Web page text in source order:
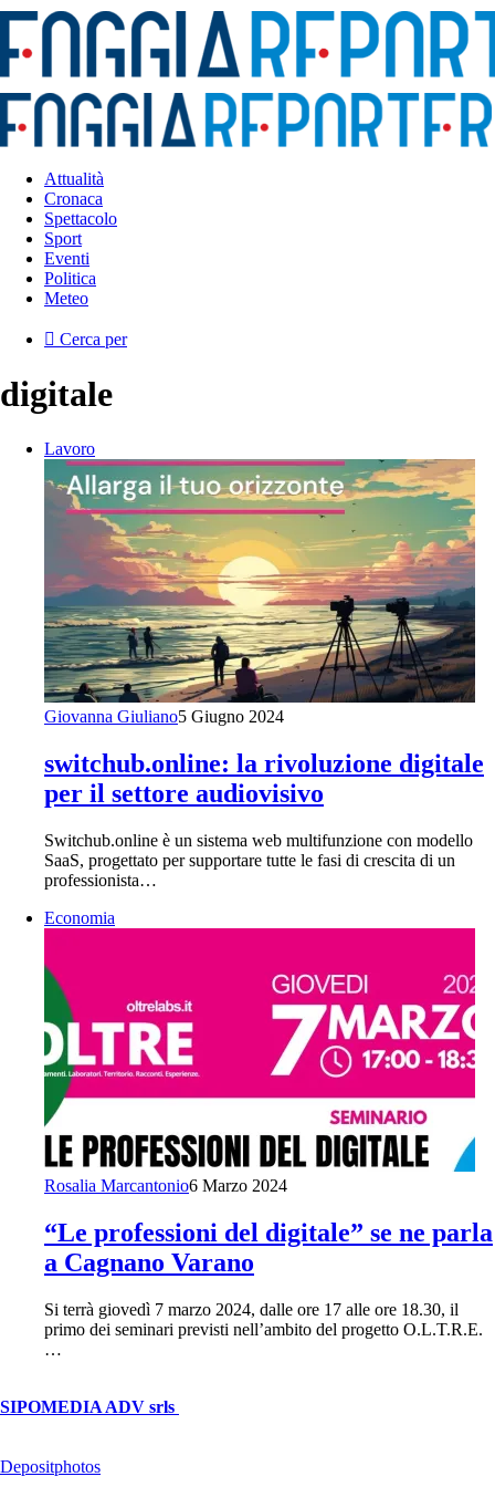
Attualità
Cronaca
Spettacolo
Sport
Eventi
Politica
Meteo
Cerca per
digitale
Lavoro
Giovanna Giuliano5 Giugno 2024
switchub.online: la rivoluzione digitale
per il settore audiovisivo
Switchub.online è un sistema web multifunzione con modello
SaaS, progettato per supportare tutte le fasi di crescita di un
professionista…
Economia
Rosalia Marcantonio6 Marzo 2024
“Le professioni del digitale” se ne parla
a Cagnano Varano
Si terrà giovedì 7 marzo 2024, dalle ore 17 alle ore 18.30, il
primo dei seminari previsti nell’ambito del progetto O.L.T.R.E.
…
SIPOMEDIA ADV srls
Depositphotos